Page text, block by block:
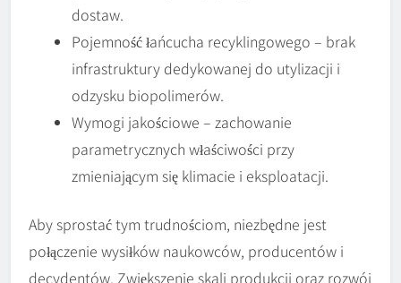
dostaw.
Pojemność łańcucha recyklingowego – brak
infrastruktury dedykowanej do utylizacji i
odzysku biopolimerów.
Wymogi jakościowe – zachowanie
parametrycznych właściwości przy
zmieniającym się klimacie i eksploatacji.
Aby sprostać tym trudnościom, niezbędne jest
połączenie wysiłków naukowców, producentów i
decydentów. Zwiększenie skali produkcji oraz rozwój